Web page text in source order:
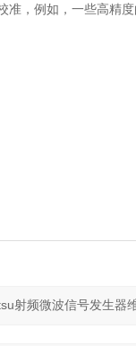
，例如，一些高精